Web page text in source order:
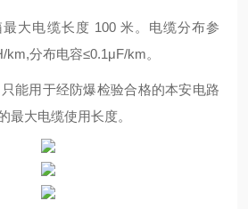
大电缆长度 100 米。电缆分布参
分布电容≤0.1μF/km。
能用于经防爆检验合格的本安电路
最大电缆使用长度。